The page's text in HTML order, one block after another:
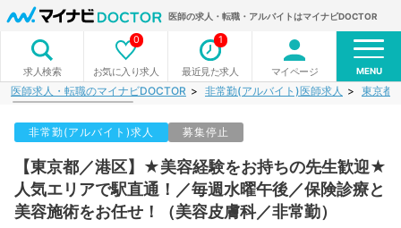
医師の求人・転職・アルバイトはマイナビDOCTOR
求人検索 お気に入り求人
0
最近見た求人
1
マイページ MENU
医師求人・転職のマイナビDOCTOR 非常勤(アルバイト)医師求人 東京都
非常勤(アルバイト)求人 募集停止
【東京都／港区】★美容経験をお持ちの先生歓迎★
人気エリアで駅直通！／毎週水曜午後／保険診療と
美容施術をお任せ！（美容皮膚科／非常勤）